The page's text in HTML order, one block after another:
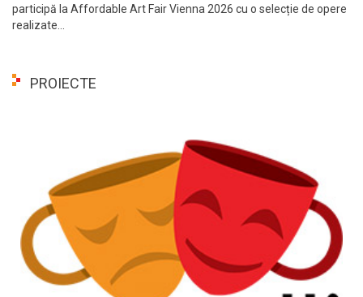
participă la Affordable Art Fair Vienna 2026 cu o selecție de opere
realizate...
PROIECTE